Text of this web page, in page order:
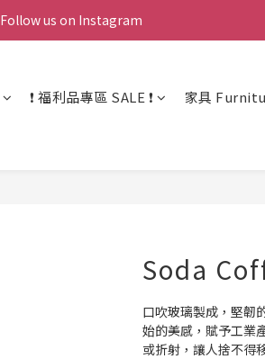
Follow us on Instagram
❗ 福利品專區 SALE ❗
家具
Soda
口吹玻璃製成，堅韌
始的美感，賦予工業
或折射，讓人捨不得